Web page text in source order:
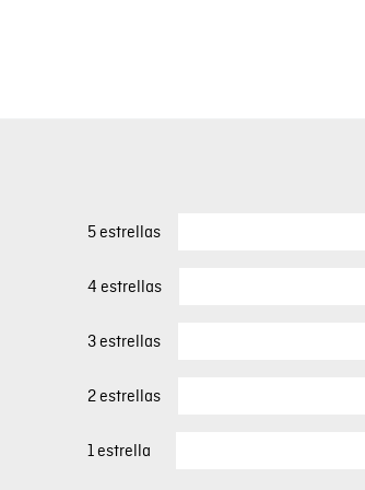
5 estrellas
4 estrellas
3 estrellas
2 estrellas
1 estrella